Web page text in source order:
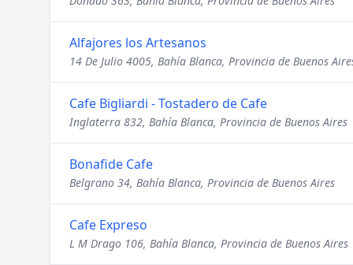
Alfajores los Artesanos
14 De Julio 4005, Bahía Blanca, Provincia de Buenos
Cafe Bigliardi - Tostadero de Cafe
Inglaterra 832, Bahía Blanca, Provincia de Buenos Aires
Bonafide Cafe
Belgrano 34, Bahía Blanca, Provincia de Buenos Aires
Cafe Expreso
L M Drago 106, Bahía Blanca, Provincia de Buenos Aires